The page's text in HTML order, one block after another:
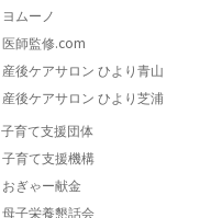
ヨムーノ
医師監修.com
産後ケアサロン ひより青山
産後ケアサロン ひより芝浦
子育て支援団体
子育て支援機構
おぎゃー献金
母子栄養懇話会